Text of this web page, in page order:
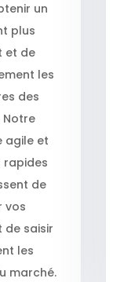
un
plus
et de
les
des
Notre
agile et
rapides
de
vos
de saisir
les
marché.